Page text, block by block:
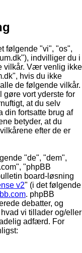
følgende "vi", "os",
indvilliger du i
vilkår. Vær venlig ikke
hvis du ikke
de følgende vilkår.
vort yderste for
at du selv
din fortsatte brug af
betyder, at du
efter de er
"de", "dem",
"phpBB
board-løsning
v2" (i det følgende
. phpBB
debatter, og
vi tillader og/eller
adfærd. For